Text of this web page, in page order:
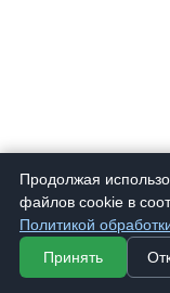
Очки
Продолжая
файлов cookie в
Политикой
Принять